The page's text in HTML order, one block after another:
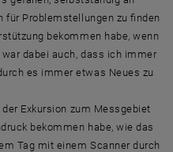
für Problemstellungen zu finden
bekommen habe, wenn
dabei auch, dass ich immer
es immer etwas Neues zu
Exkursion zum Messgebiet
bekommen habe, wie das
Tag mit einem Scanner durch